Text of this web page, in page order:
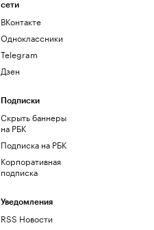
сети
ВКонтакте
Одноклассники
Telegram
Дзен
Подписки
Скрыть баннеры
на РБК
Подписка на РБК
Корпоративная
подписка
Уведомления
RSS Новости